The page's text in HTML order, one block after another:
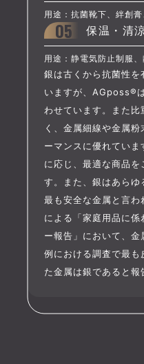
用途：抗菌靴下、絆創膏
05 保温・清
用途：静電気防止制服、
銀は古くから抗菌性
いますが、AGposs®
わせています。また
く、金属細線や金属
ーマンスに優れてい
に応じ、最適な商品を
す。また、銀はあらゆ
最も安全な金属と言
による「家庭用品に
ー報告」において、
例における調査で最も
た金属は銀であると報